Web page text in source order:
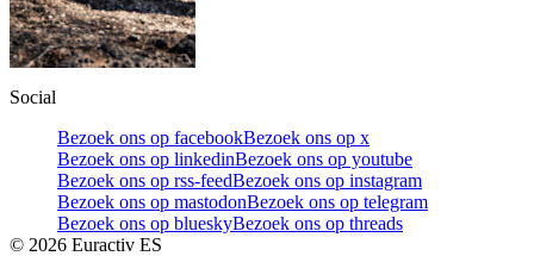
Social
Bezoek ons op facebookBezoek ons op x
Bezoek ons op linkedinBezoek ons op youtube
Bezoek ons op rss-feedBezoek ons op instagram
Bezoek ons op mastodonBezoek ons op telegram
Bezoek ons op blueskyBezoek ons op threads
© 2026 Euractiv ES